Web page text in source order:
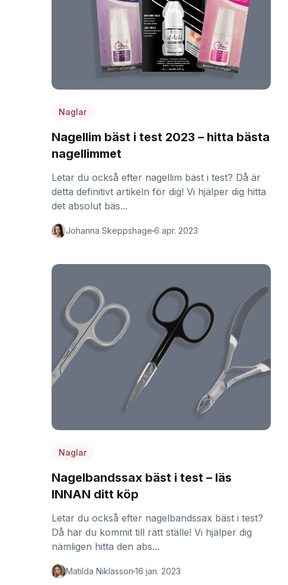
Naglar
Nagellim bäst i test 2023 – hitta bästa
nagellimmet
Letar du också efter nagellim bäst i test? Då är
detta definitivt artikeln för dig! Vi hjälper dig hitta
det absolut bäs...
Johanna Skeppshage 6 apr. 2023
Naglar
Nagelbandssax bäst i test – läs
INNAN ditt köp
Letar du också efter nagelbandssax bäst i test?
Då har du kommit till rätt ställe! Vi hjälper dig
nämligen hitta den abs...
Matilda Niklasson 16 jan. 2023